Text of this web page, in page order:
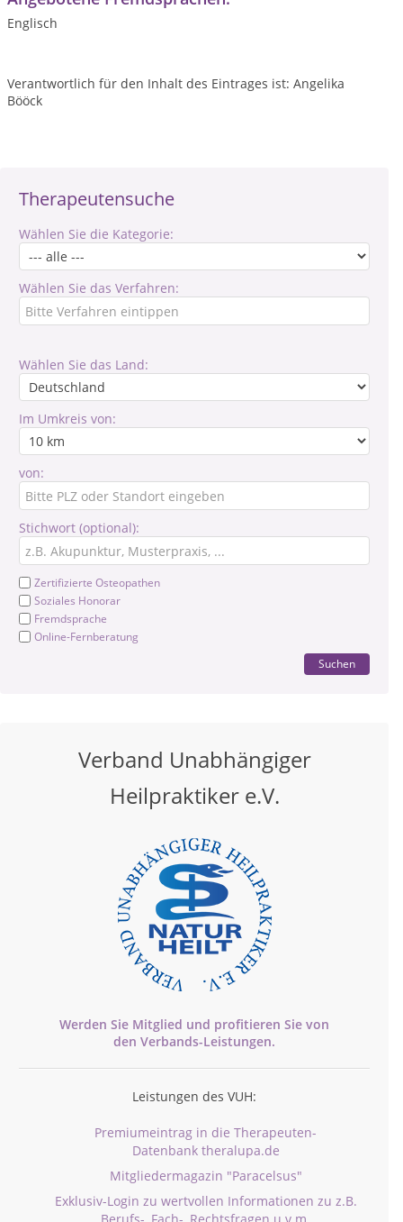
Therapeutensuche
Wählen Sie die Kategorie:
Wählen Sie das Verfahren:
Wählen Sie das Land:
Im Umkreis von:
von:
Stichwort (optional):
Zertifizierte Osteopathen
Soziales Honorar
Fremdsprache
Online-Fernberatung
Suchen
Verband Unabhängiger
Heilpraktiker e.V.
Werden Sie Mitglied und profitieren Sie von
den Verbands-Leistungen.
Leistungen des VUH:
Premiumeintrag in die Therapeuten-
Datenbank theralupa.de
Mitgliedermagazin "Paracelsus"
Exklusiv-Login zu wertvollen Informationen zu z.B.
Englisch
Verantwortlich für den Inhalt des Eintrages ist: Angelika
Bööck